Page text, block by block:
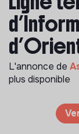
L'annonce de
plus disponible